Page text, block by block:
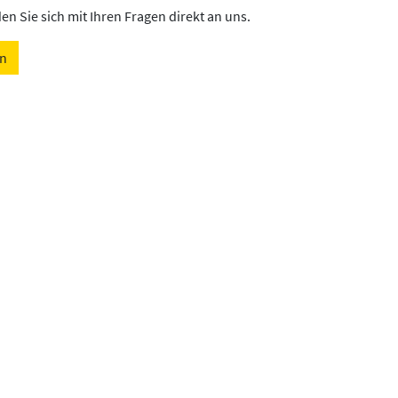
Sie sich mit Ihren Fragen direkt an uns.